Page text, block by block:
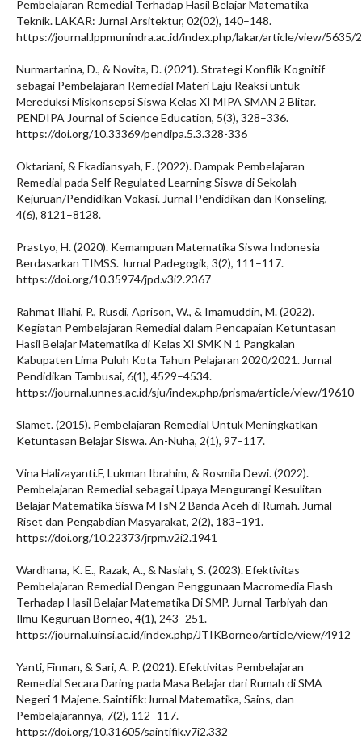
Pembelajaran Remedial Terhadap Hasil Belajar Matematika
Teknik. LAKAR: Jurnal Arsitektur, 02(02), 140–148.
https://journal.lppmunindra.ac.id/index.php/lakar/article/view/5635/
Nurmartarina, D., & Novita, D. (2021). Strategi Konflik Kognitif
sebagai Pembelajaran Remedial Materi Laju Reaksi untuk
Mereduksi Miskonsepsi Siswa Kelas XI MIPA SMAN 2 Blitar.
PENDIPA Journal of Science Education, 5(3), 328–336.
https://doi.org/10.33369/pendipa.5.3.328-336
Oktariani, & Ekadiansyah, E. (2022). Dampak Pembelajaran
Remedial pada Self Regulated Learning Siswa di Sekolah
Kejuruan/Pendidikan Vokasi. Jurnal Pendidikan dan Konseling,
4(6), 8121–8128.
Prastyo, H. (2020). Kemampuan Matematika Siswa Indonesia
Berdasarkan TIMSS. Jurnal Padegogik, 3(2), 111–117.
https://doi.org/10.35974/jpd.v3i2.2367
Rahmat Illahi, P., Rusdi, Aprison, W., & Imamuddin, M. (2022).
Kegiatan Pembelajaran Remedial dalam Pencapaian Ketuntasan
Hasil Belajar Matematika di Kelas XI SMK N 1 Pangkalan
Kabupaten Lima Puluh Kota Tahun Pelajaran 2020/2021. Jurnal
Pendidikan Tambusai, 6(1), 4529–4534.
https://journal.unnes.ac.id/sju/index.php/prisma/article/view/19610
Slamet. (2015). Pembelajaran Remedial Untuk Meningkatkan
Ketuntasan Belajar Siswa. An-Nuha, 2(1), 97–117.
Vina Halizayanti.F, Lukman Ibrahim, & Rosmila Dewi. (2022).
Pembelajaran Remedial sebagai Upaya Mengurangi Kesulitan
Belajar Matematika Siswa MTsN 2 Banda Aceh di Rumah. Jurnal
Riset dan Pengabdian Masyarakat, 2(2), 183–191.
https://doi.org/10.22373/jrpm.v2i2.1941
Wardhana, K. E., Razak, A., & Nasiah, S. (2023). Efektivitas
Pembelajaran Remedial Dengan Penggunaan Macromedia Flash
Terhadap Hasil Belajar Matematika Di SMP. Jurnal Tarbiyah dan
Ilmu Keguruan Borneo, 4(1), 243–251.
https://journal.uinsi.ac.id/index.php/JTIKBorneo/article/view/4912
Yanti, Firman, & Sari, A. P. (2021). Efektivitas Pembelajaran
Remedial Secara Daring pada Masa Belajar dari Rumah di SMA
Negeri 1 Majene. Saintifik:Jurnal Matematika, Sains, dan
Pembelajarannya, 7(2), 112–117.
https://doi.org/10.31605/saintifik.v7i2.332